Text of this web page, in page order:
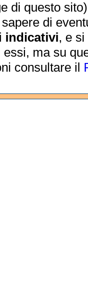
di questo
di
indicativi, e
ma su
consultare il